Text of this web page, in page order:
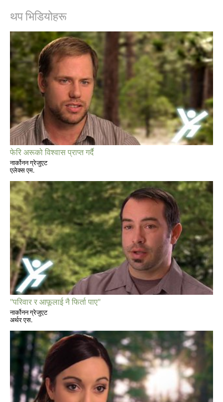
थप भिडियोहरू
फेरि अरूको विश्वास प्राप्त गर्दै
नार्कोनन ग्रेजुएट
एलेक्स एम.
"परिवार र आफूलाई नै फिर्ता पाए"
नार्कोनन ग्रेजुएट
अर्थर एस.